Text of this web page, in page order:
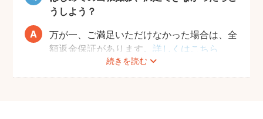
うしよう？
続きを読む
万が一、ご満足いただけなかった場合は、全
額返金保証があります。詳しくはこちら